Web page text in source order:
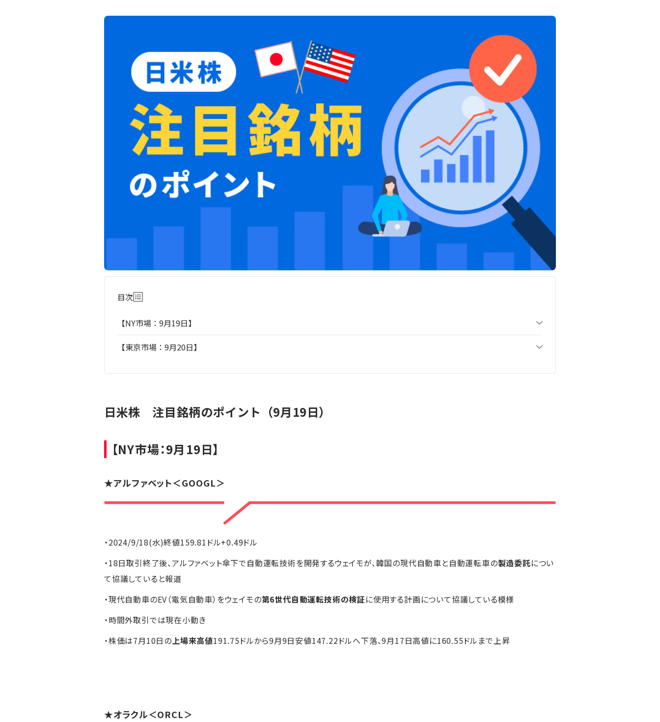
目次
【NY市場：9月19日】
【東京市場：9月20日】
日米株 注目銘柄のポイント（9月19日）
【NY市場：9月19日】
★アルファベット＜GOOGL＞
・2024/9/18(水)終値159.81ドル+0.49ドル
・18日取引終了後、アルファベット傘下で自動運転技術を開発するウェイモが、韓国の現代自動車と自動運転車の製造委託につい
て協議していると報道
・現代自動車のEV（電気自動車）をウェイモの第6世代自動運転技術の検証に使用する計画について協議している模様
・時間外取引では現在小動き
・株価は7月10日の上場来高値191.75ドルから9月9日安値147.22ドルへ下落、9月17日高値に160.55ドルまで上昇
★オラクル＜ORCL＞